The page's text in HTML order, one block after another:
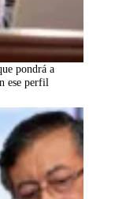
pondrá a
ese perfil